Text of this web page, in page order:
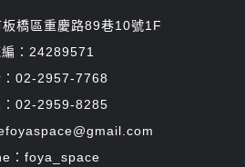
橋區重慶路89巷10號1F
：24289571
：02-2957-7768
：02-2959-8285
：foya_space